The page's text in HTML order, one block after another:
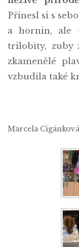
Přinesl si s
a hornin, ale
trilobity, zuby
zkamenělé
vzbudila také
Marcela Cigánková